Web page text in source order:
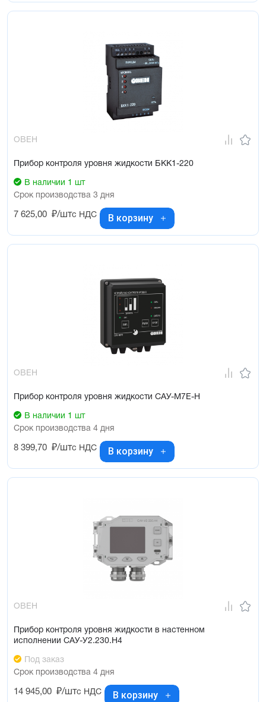
ОВЕН
Прибор контроля уровня жидкости БКК1-220
В наличии 1 шт
Срок производства 3 дня
7 625,00 ₽/штс НДС В корзину
ОВЕН
Прибор контроля уровня жидкости САУ-М7Е-Н
В наличии 1 шт
Срок производства 4 дня
8 399,70 ₽/штс НДС В корзину
ОВЕН
Прибор контроля уровня жидкости в настенном
исполнении САУ-У2.230.Н4
Под заказ
Срок производства 4 дня
14 945,00 ₽/штс НДС В корзину